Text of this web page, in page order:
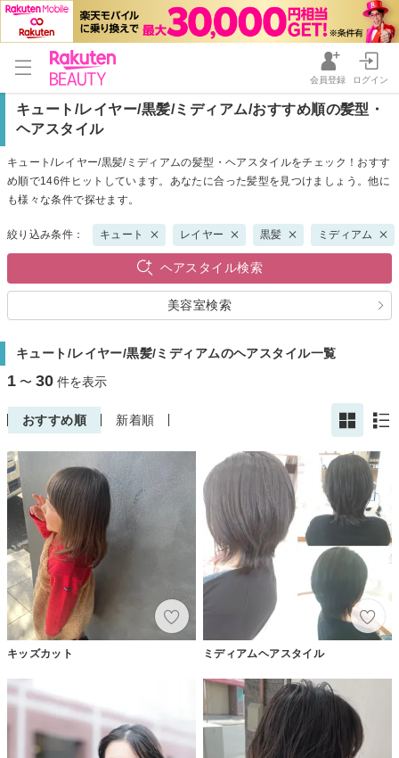
会員登録 ログイン
キュート/レイヤー/黒髪/ミディアム/おすすめ順の髪型・
ヘアスタイル
キュート/レイヤー/黒髪/ミディアムの髪型・ヘアスタイルをチェック！おすす
め順で146件ヒットしています。あなたに合った髪型を見つけましょう。他に
も様々な条件で探せます。
絞り込み条件： キュート レイヤー 黒髪 ミディアム
ヘアスタイル検索
美容室検索
キュート/レイヤー/黒髪/ミディアムのヘアスタイル一覧
1 〜 30 件を表示
おすすめ順 新着順
キッズカット ミディアムヘアスタイル